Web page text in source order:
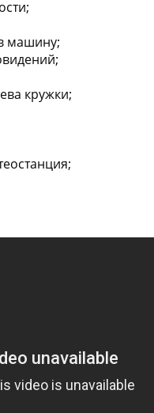
машину;
кружки;